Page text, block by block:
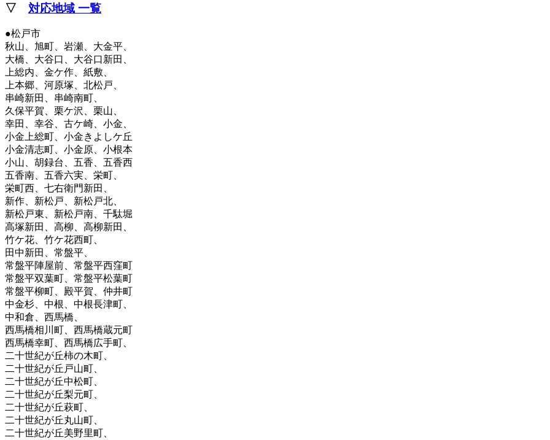
▽ 対応地域 一覧
●松戸市
秋山、旭町、岩瀬、大金平、
大橋、大谷口、大谷口新田、
上総内、金ケ作、紙敷、
上本郷、河原塚、北松戸、
串崎新田、串崎南町、
久保平賀、栗ケ沢、栗山、
幸田、幸谷、古ケ崎、小金、
小金上総町、小金きよしケ丘
小金清志町、小金原、小根本
小山、胡録台、五香、五香西
五香南、五香六実、栄町、
栄町西、七右衛門新田、
新作、新松戸、新松戸北、
新松戸東、新松戸南、千駄堀
高塚新田、高柳、高柳新田、
竹ケ花、竹ケ花西町、
田中新田、常盤平、
常盤平陣屋前、常盤平西窪町
常盤平双葉町、常盤平松葉町
常盤平柳町、殿平賀、仲井町
中金杉、中根、中根長津町、
中和倉、西馬橋、
西馬橋相川町、西馬橋蔵元町
西馬橋幸町、西馬橋広手町、
二十世紀が丘柿の木町、
二十世紀が丘戸山町、
二十世紀が丘中松町、
二十世紀が丘梨元町、
二十世紀が丘萩町、
二十世紀が丘丸山町、
二十世紀が丘美野里町、